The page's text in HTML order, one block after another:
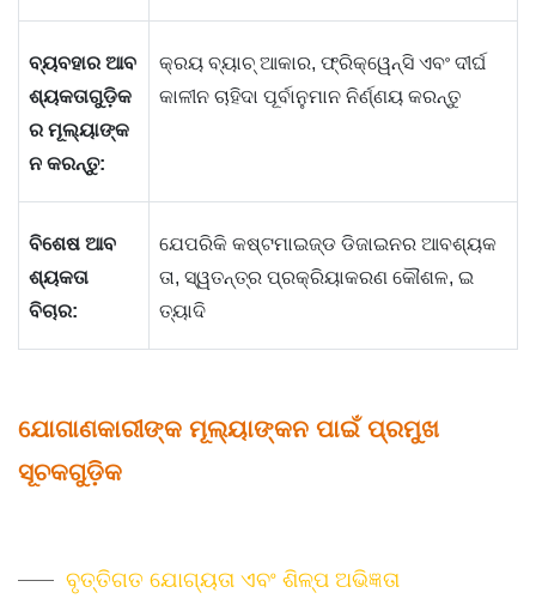
ବ୍ୟବହାର ଆବ
ଶ୍ୟକତାଗୁଡ଼ିକ
ର ମୂଲ୍ୟାଙ୍କ
ନ କରନ୍ତୁ:
କ୍ରୟ ବ୍ୟାଚ୍ ଆକାର, ଫ୍ରିକ୍ୱେନ୍ସି ଏବଂ ଦୀର୍ଘ
କାଳୀନ ଚାହିଦା ପୂର୍ବାନୁମାନ ନିର୍ଣ୍ଣୟ କରନ୍ତୁ
ବିଶେଷ ଆବ
ଶ୍ୟକତା
ବିଚାର:
ଯେପରିକି କଷ୍ଟମାଇଜ୍ଡ ଡିଜାଇନର ଆବଶ୍ୟକ
ତା, ସ୍ୱତନ୍ତ୍ର ପ୍ରକ୍ରିୟାକରଣ କୌଶଳ, ଇ
ତ୍ୟାଦି
ଯୋଗାଣକାରୀଙ୍କ ମୂଲ୍ୟାଙ୍କନ ପାଇଁ ପ୍ରମୁଖ
ସୂଚକଗୁଡ଼ିକ
ବୃତ୍ତିଗତ ଯୋଗ୍ୟତା ଏବଂ ଶିଳ୍ପ ଅଭିଜ୍ଞତା